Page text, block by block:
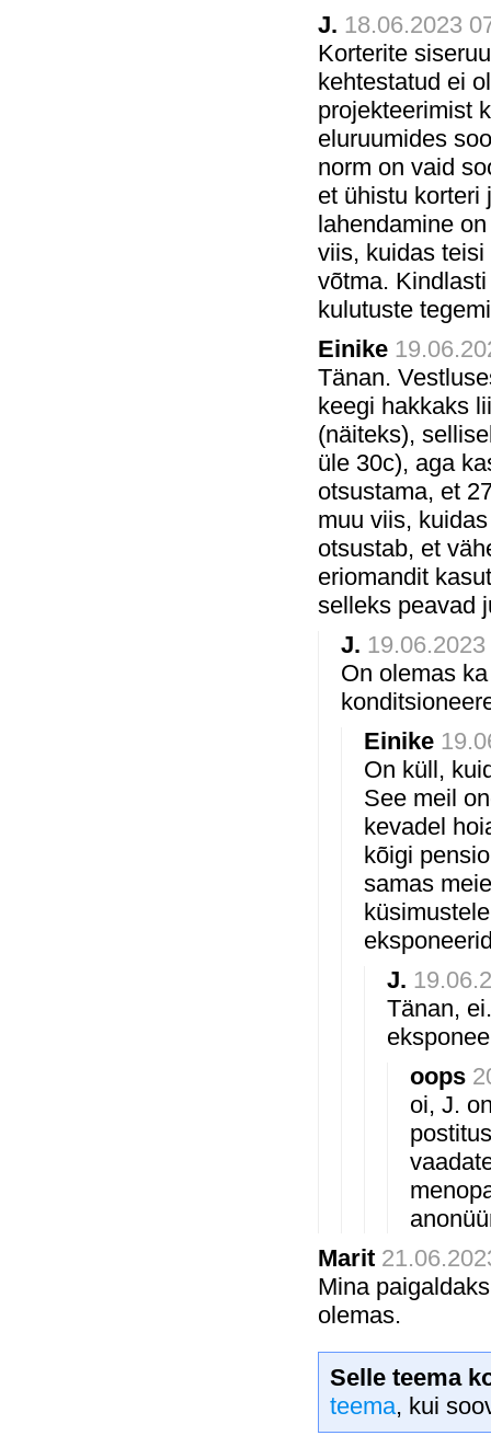
J. 18.06.2023
Korterite
kehtestatud ei
projekteerimist
eluruumides
norm on vaid
et ühistu korteri
lahendamine
viis, kuidas
võtma.
kulutuste
Einike
Tänan.
keegi hakkaks
(näiteks),
üle 30c), aga
otsustama, et
muu viis,
otsustab, et
eriomandit
selleks peavad
J.
On olemas
Einike
On küll,
See meil
kevadel
kõigi
samas
J.
Tänan,
oops
oi, J.
Marit
Mina
olemas.
Selle teema
teema, kui